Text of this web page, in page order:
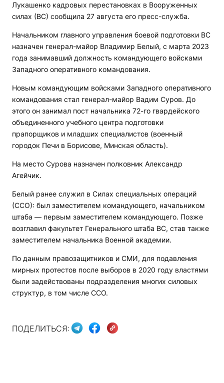
Лукашенко кадровых перестановках в Вооруженных
силах (ВС) сообщила 27 августа его пресс-служба.
Начальником главного управления боевой подготовки ВС
назначен генерал-майор Владимир Белый, с марта 2023
года занимавший должность командующего войсками
Западного оперативного командования.
Новым командующим войсками Западного оперативного
командования стал генерал-майор Вадим Суров. До
этого он занимал пост начальника 72-го гвардейского
объединенного учебного центра подготовки
прапорщиков и младших специалистов (военный
городок Печи в Борисове, Минская область).
На место Сурова назначен полковник Александр
Агейчик.
Белый ранее служил в Силах специальных операций
(ССО): был заместителем командующего, начальником
штаба — первым заместителем командующего. Позже
возглавил факультет Генерального штаба ВС, став также
заместителем начальника Военной академии.
По данным правозащитников и СМИ, для подавления
мирных протестов после выборов в 2020 году властями
были задействованы подразделения многих силовых
структур, в том числе ССО.
ПОДЕЛИТЬСЯ: